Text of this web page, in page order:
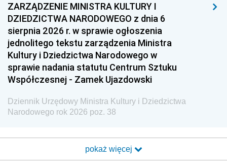
ZARZĄDZENIE MINISTRA KULTURY I
DZIEDZICTWA NARODOWEGO z dnia 6
sierpnia 2026 r. w sprawie ogłoszenia
jednolitego tekstu zarządzenia Ministra
Kultury i Dziedzictwa Narodowego w
sprawie nadania statutu Centrum Sztuku
Współczesnej - Zamek Ujazdowski
Dziennik Urzędowy Ministra Kultury i Dziedzictwa
Narodowego rok 2026 poz. 38
pokaż więcej